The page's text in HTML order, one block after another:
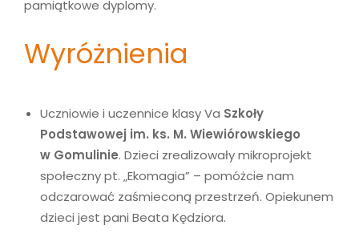
pamiątkowe dyplomy.
Wyróżnienia
Uczniowie i uczennice klasy Va Szkoły
Podstawowej im. ks. M. Wiewiórowskiego
w Gomulinie. Dzieci zrealizowały mikroprojekt
społeczny pt. „Ekomagia” – pomóżcie nam
odczarować zaśmieconą przestrzeń. Opiekunem
dzieci jest pani Beata Kędziora.